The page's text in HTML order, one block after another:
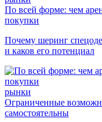
По всей форме: чем
покупки
Почему шеринг
и каков его потенциал
рынки
Ограниченные
самостоятельны